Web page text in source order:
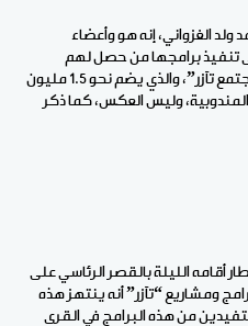
الغزواني، إنه هو وأعضاء
تنفيذ برامجها من حصل لهم
الشرف بالإفطار الليلة مع ممثلي “مجتمع تآزر”، والذي يضم نحو 1.5 مليون
وليس العكس، كما ذكر
أقامه الليلة بالقصر الرئاسي على
ومشاريع “تآزر” أنه ينتهز هذه
من هذه البرامج في القرى